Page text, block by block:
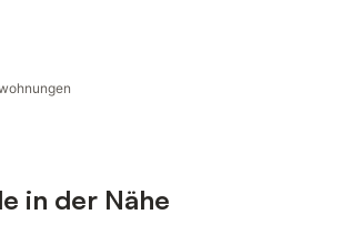
in der Nähe